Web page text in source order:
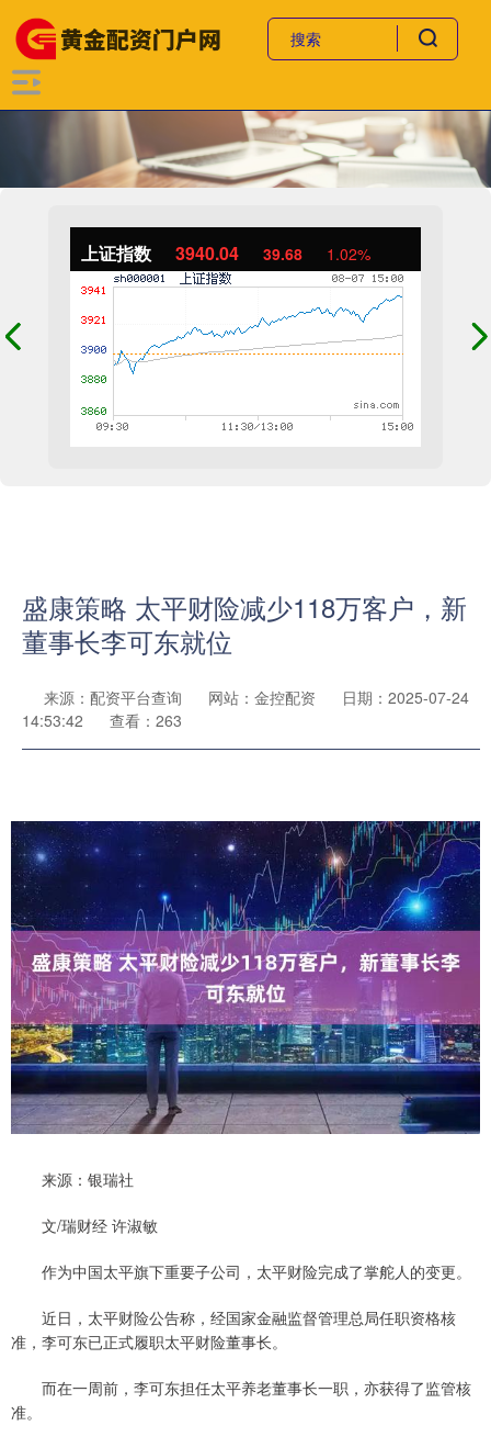
上证指数 3940.04 39.68 1.02%
盛康策略 太平财险减少118万客户，新
董事长李可东就位
来源：配资平台查询 网站：金控配资
日期：2025-07-24
14:53:42
查看：263
来源：银瑞社
文/瑞财经 许淑敏
作为中国太平旗下重要子公司，太平财险完成了掌舵人的变更。
近日，太平财险公告称，经国家金融监督管理总局任职资格核
准，李可东已正式履职太平财险董事长。
而在一周前，李可东担任太平养老董事长一职，亦获得了监管核
准。